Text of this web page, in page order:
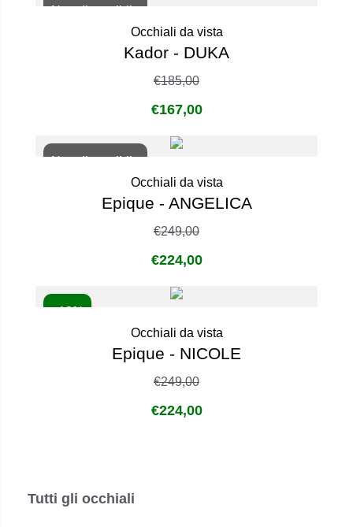
Non disponibile
Occhiali da vista
Kador - DUKA
€185,00
€167,00
Non disponibile
Occhiali da vista
Epique - ANGELICA
€249,00
€224,00
- 10%
Occhiali da vista
Epique - NICOLE
€249,00
€224,00
Tutti gli occhiali